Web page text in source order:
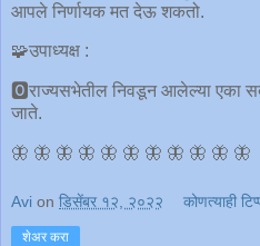
आपले निर्णायक मत देऊ शकतो.
🧩उपाध्यक्ष :
🅾राज्यसभेतील निवडून आलेल्या एका
जाते.
🦋 🦋 🦋 🦋 🦋 🦋 🦋 🦋 🦋 🦋 🦋
Avi on डिसेंबर १२, २०२२ कोणत्याही
शेअर करा